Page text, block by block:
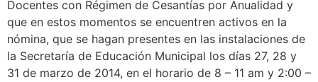
Docentes con Régimen de Cesantías por Anualidad y
que en estos momentos se encuentren activos en la
nómina, que se hagan presentes en las instalaciones de
la Secretaría de Educación Municipal los días 27, 28 y
31 de marzo de 2014, en el horario de 8 – 11 am y 2:00 –